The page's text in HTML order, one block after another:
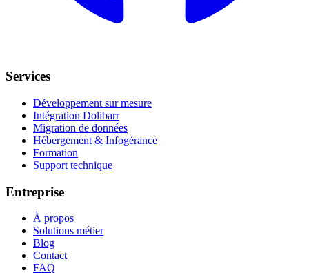
Services
Développement sur mesure
Intégration Dolibarr
Migration de données
Hébergement & Infogérance
Formation
Support technique
Entreprise
À propos
Solutions métier
Blog
Contact
FAQ